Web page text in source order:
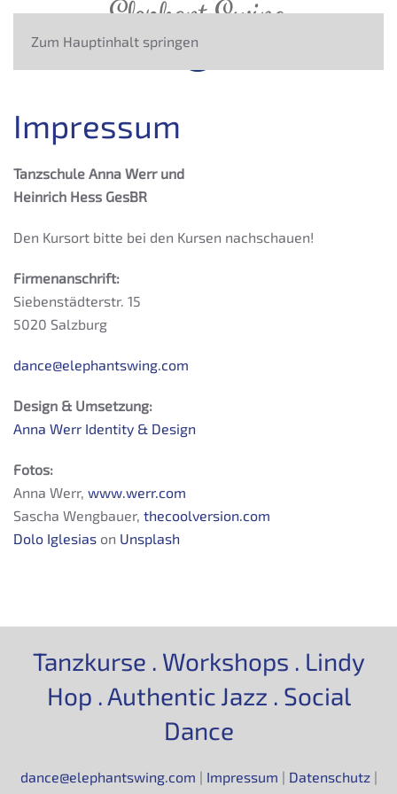
Zum Hauptinhalt springen
Impressum
Tanzschule Anna Werr und
Heinrich Hess GesBR
Den Kursort bitte bei den Kursen nachschauen!
Firmenanschrift:
Siebenstädterstr. 15
5020 Salzburg
dance@elephantswing.com
Design & Umsetzung:
Anna Werr Identity & Design
Fotos:
Anna Werr, www.werr.com
Sascha Wengbauer, thecoolversion.com
Dolo Iglesias on Unsplash
Tanzkurse . Workshops . Lindy
Hop . Authentic Jazz . Social
Dance
dance@elephantswing.com | Impressum | Datenschutz|